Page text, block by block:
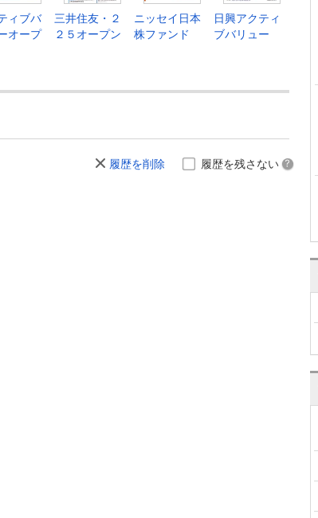
ィブバ
オープ
三井住友・２
２５オープン
ニッセイ日本
株ファンド
日興アクティ
ブバリュー
履歴を削除 履歴を残さない